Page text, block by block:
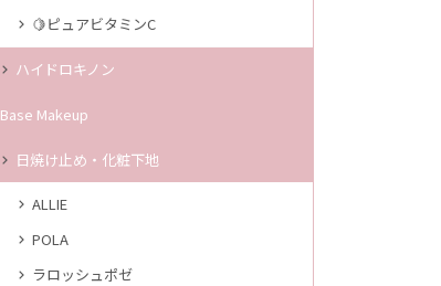
🍋ピュアビタミンC
ハイドロキノン
Base Makeup
日焼け止め・化粧下地
ALLIE
POLA
ラロッシュポゼ